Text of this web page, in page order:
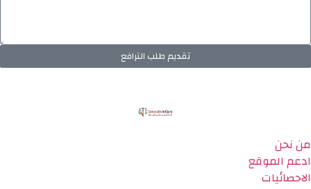
تقديم طلب الترافع
من نحن
ادعم الموقع
الاحصائيات